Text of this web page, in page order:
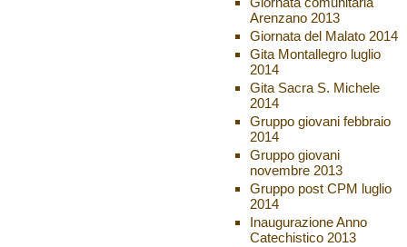
Arenzano 2013
Giornata del Malato 2014
Gita Montallegro luglio
2014
Gita Sacra S. Michele
2014
Gruppo giovani febbraio
2014
Gruppo giovani
novembre 2013
Gruppo post CPM luglio
2014
Inaugurazione Anno
Catechistico 2013